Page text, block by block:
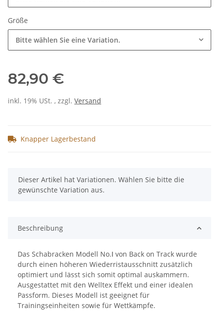
Größe
Bitte wählen Sie eine Variation.
82,90 €
inkl. 19% USt. , zzgl. Versand
Knapper Lagerbestand
x
Dieser Artikel hat Variationen. Wählen Sie bitte die
gewünschte Variation aus.
Beschreibung
Das Schabracken Modell No.Ⅰ von Back on Track wurde
durch einen höheren Wiederristausschnitt zusätzlich
optimiert und lässt sich somit optimal auskammern.
Ausgestattet mit den Welltex Effekt und einer idealen
Passform. Dieses Modell ist geeignet für
Trainingseinheiten sowie für Wettkämpfe.